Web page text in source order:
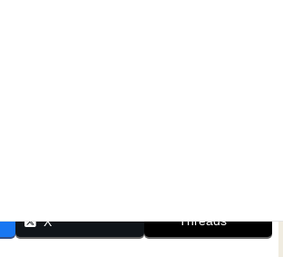
X Threads